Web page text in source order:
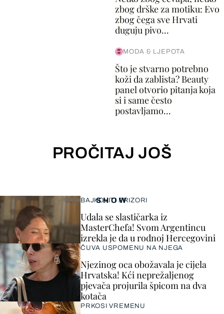
zbog drške za motiku: Evo
zbog čega sve Hrvati
duguju pivo...
MODA & LJEPOTA
Što je stvarno potrebno
koži da zablista? Beauty
panel otvorio pitanja koja
si i same često
postavljamo...
PROČITAJ JOŠ
SHOW
BAJKOVITI PRIZORI
Udala se slastičarka iz
MasterChefa! Svom Argentincu
izrekla je da u rodnoj Hercegovini
ČUVA USPOMENU NA NJEGA
Njezinog oca obožavala je cijela
Hrvatska! Kći neprežaljenog
pjevača projurila špicom na dva
kotača
PRKOSI VREMENU